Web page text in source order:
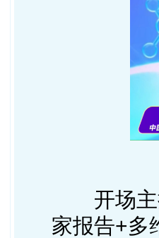
开场
家报告+多